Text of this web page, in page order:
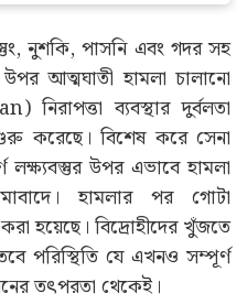
নুশকি, পাসনি এবং গদর সহ
আত্মঘাতী হামলা চালানো
নিরাপত্তা ব্যবস্থার দুর্বলতা
করেছে। বিশেষ করে সেনা
লক্ষ্যবস্তুর উপর এভাবে হামলা
হামলার পর গোটা
করা হয়েছে। বিদ্রোহীদের খুঁজতে
পরিস্থিতি যে এখনও সম্পূর্ণ
তৎপরতা থেকেই।